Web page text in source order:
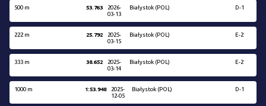
500 m 53.763
2026-
03-13
Białystok (POL) D-1
222 m 25.792
2025-
03-15
Białystok (POL) E-2
333 m 38.652
2025-
03-14
Białystok (POL) E-2
1000 m 1:53.948
2025-
12-05
Białystok (POL) D-1